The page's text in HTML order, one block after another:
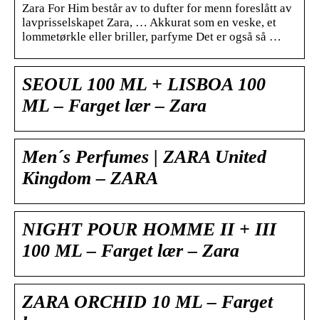
Zara For Him består av to dufter for menn foreslått av
lavprisselskapet Zara, … Akkurat som en veske, et
lommetørkle eller briller, parfyme Det er også så …
SEOUL 100 ML + LISBOA 100
ML – Farget lær – Zara
Men´s Perfumes | ZARA United
Kingdom – ZARA
NIGHT POUR HOMME II + III
100 ML – Farget lær – Zara
ZARA ORCHID 10 ML – Farget